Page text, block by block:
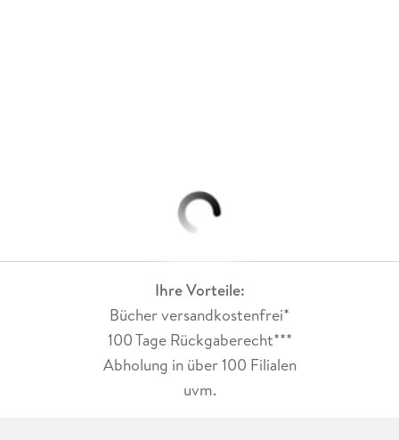
Ihre Vorteile:
Bücher versandkostenfrei*
100 Tage Rückgaberecht***
Abholung in über 100 Filialen
uvm.